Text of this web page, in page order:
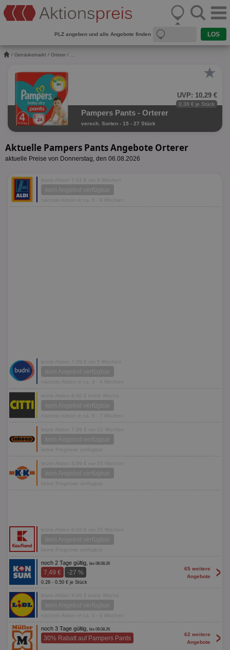
PLZ angeben und alle Angebote finden
/ Getränkemarkt / Orterer / ...
★
UVP: 10,29 €
0,38 € je Stück
Pampers Pants - Orterer
versch. Sorten - 15 - 27 Stück
Aktuelle Pampers Pants Angebote Orterer
aktuelle Preise von Donnerstag, den 06.08.2026
letzte Aktion 7,41 € vor 9 Wochen
kein Angebot verfügbar
nächste Aktion in ca. 8 - 9 Wochen
letzte Aktion 7,99 € vor 5 Wochen
kein Angebot verfügbar
nächste Aktion in ca. 3 - 4 Wochen
letzte Aktion 8,66 € letzte Woche
kein Angebot verfügbar
nächste Aktion in ca. 6 - 7 Wochen
letzte Aktion 7,99 € vor 12 Wochen
kein Angebot verfügbar
keine Prognose verfügbar
letzte Aktion 8,99 € vor 55 Wochen
kein Angebot verfügbar
keine Prognose verfügbar
letzte Aktion 6,66 € vor 25 Wochen
kein Angebot verfügbar
keine Prognose verfügbar
noch 2 Tage gültig, bis 08.08.26
7,49 € -27 %
0,28 - 0,50 € je Stück
65 weitere
Angebote
>
letzte Aktion 9,99 € letzte Woche
kein Angebot verfügbar
nächste Aktion in ca. 5 - 6 Wochen
noch 3 Tage gültig, bis 09.08.26
30% Rabatt auf Pampers Pants
62 weitere
Angebote
>